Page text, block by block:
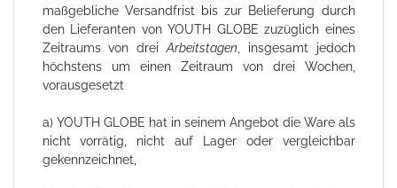
maßgebliche Versandfrist bis zur Belieferung durch
den Lieferanten von YOUTH GLOBE zuzüglich eines
Zeitraums von dreiArbeitstagen , insgesamt jedoch
höchstens um einen Zeitraum von drei Wochen,
vorausgesetzt
a) YOUTH GLOBE hat in seinem Angebot die Ware als
nicht vorrätig, nicht auf Lager oder vergleichbar
gekennzeichnet,